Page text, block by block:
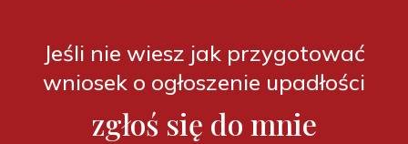
Jeśli nie wiesz jak przygotować
wniosek o ogłoszenie upadłości
zgłoś się do mnie